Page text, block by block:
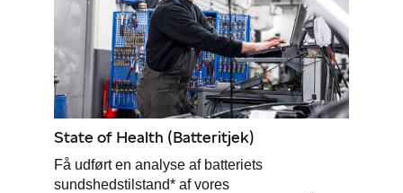
State of Health (Batteritjek)
Få udført en analyse af batteriets
sundshedstilstand* af vores